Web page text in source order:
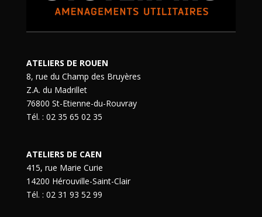
ATELIERS DE ROUEN
8, rue du Champ des Bruyères
Z.A. du Madrillet
76800 St-Etienne-du-Rouvray
Tél. : 02 35 65 02 35
ATELIERS DE CAEN
415, rue Marie Curie
14200 Hérouville-Saint-Clair
Tél. : 02 31 93 52 99